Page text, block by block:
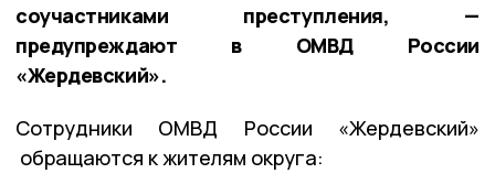
соучастниками преступления, —
предупреждают в ОМВД России
«Жердевский».
Сотрудники ОМВД России «Жердевский»
обращаются к жителям округа: